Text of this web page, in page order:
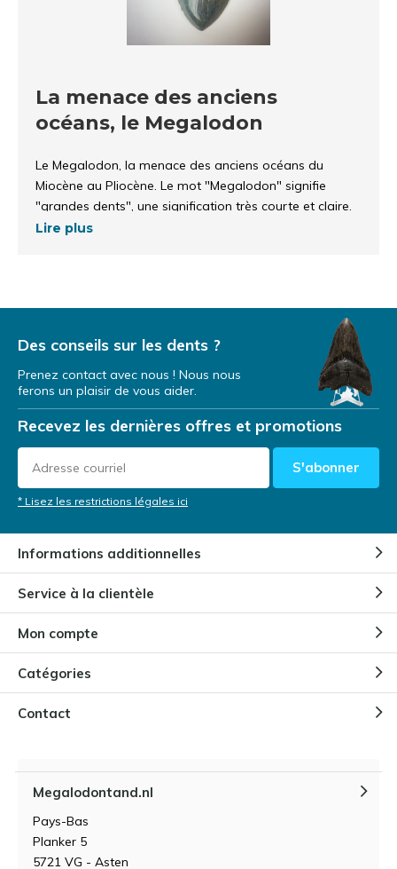
La menace des anciens
océans, le Megalodon
Le Megalodon, la menace des anciens océans du
Miocène au Pliocène. Le mot "Megalodon" signifie
"grandes dents", une signification très courte et claire.
Ces grandes dents étaient utilisées de manière
dent ou sa chute complète.
Demi-dents de Megalodon
(complètes à 50%)
Nous soupçonnons que les chasses du Megalodon
étaient très impitoyables. Parfois, une dent peut être
perdue ou cassée. Le fait de se casser les dents ne les
racontent une très belle histoire. Quelque chose s'est
Megalodon s'est battu avec l'un de ses semblables ou
cours d'une chasse à de grosses proies. Donc, bien que
qui sait, vous pourrez peut-être conserver la dent dans
votre collection et, un jour, vous obtiendrez plus
d'informations sur la dent cassée et vous serez en
mesure de raconter l'histoire plus en détail.
Lire plus
Des conseils sur les dents ?
Prenez contact avec nous ! Nous nous
ferons un plaisir de vous aider.
Recevez les dernières offres et promotions
S'abonner
* Lisez les restrictions légales ici
Informations additionnelles
Service à la clientèle
Mon compte
Catégories
Contact
Megalodontand.nl
Pays-Bas
Planker 5
5721 VG - Asten